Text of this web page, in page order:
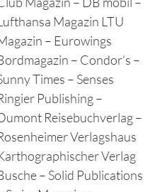
Magazin LTU
– Eurowings
– Condor’s –
Times – Senses
Publishing –
Reisebuchverlag –
Verlagshaus
Verlag
– Solid Publications